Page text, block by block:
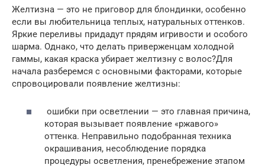
Желтизна — это не приговор для блондинки, особенно
если вы любительница теплых, натуральных оттенков.
Яркие переливы придадут прядям игривости и особого
шарма. Однако, что делать приверженцам холодной
гаммы, какая краска убирает желтизну с волос?Для
начала разберемся с основными факторами, которые
спровоцировали появление желтизны:
ошибки при осветлении — это главная причина,
которая вызывает появление «ржавого»
оттенка. Неправильно подобранная техника
окрашивания, несоблюдение порядка
процедуры осветления, пренебрежение этапом